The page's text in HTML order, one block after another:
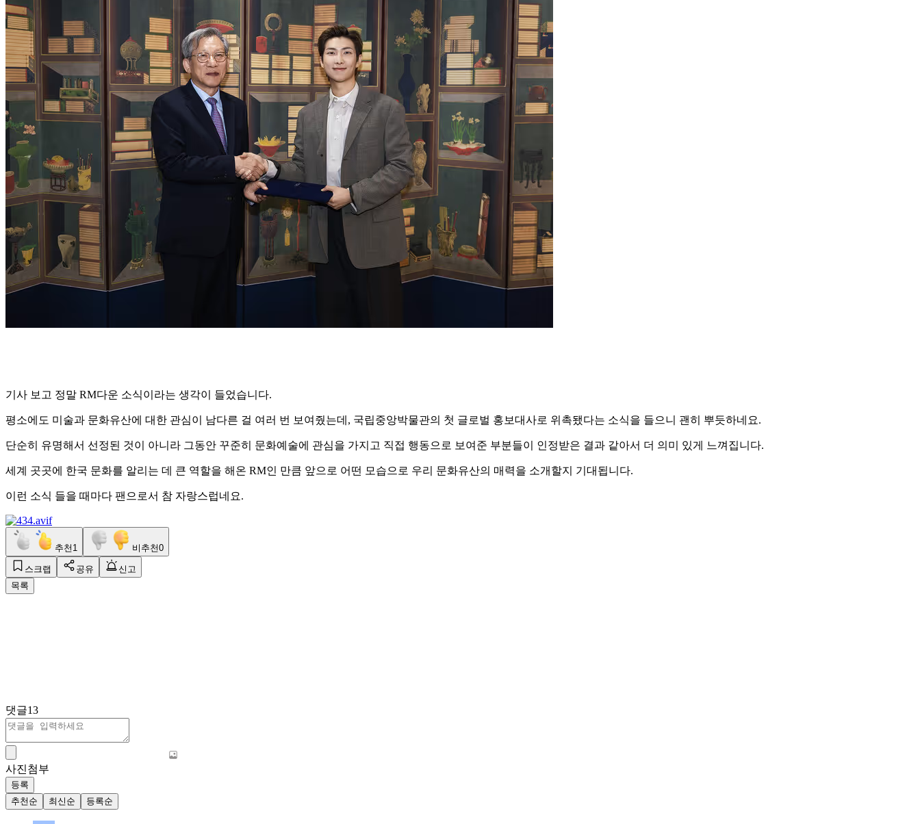
기사 보고 정말 RM다운 소식이라는 생각이 들었습니다.
평소에도 미술과 문화유산에 대한 관심이 남다른 걸 여러 번 보여줬는데, 국립중앙박물관의 첫 글로벌 홍보대사로 위촉됐다는 소식을 들으니 괜히 뿌듯하네요.
단순히 유명해서 선정된 것이 아니라 그동안 꾸준히 문화예술에 관심을 가지고 직접 행동으로 보여준 부분들이 인정받은 결과 같아서 더 의미 있게 느껴집니다.
세계 곳곳에 한국 문화를 알리는 데 큰 역할을 해온 RM인 만큼 앞으로 어떤 모습으로 우리 문화유산의 매력을 소개할지 기대됩니다.
이런 소식 들을 때마다 팬으로서 참 자랑스럽네요.
추천 1 비추천0
스크랩 공유
신고
목록
댓글13
사진첨부
등록
추천순
최신순 등록순